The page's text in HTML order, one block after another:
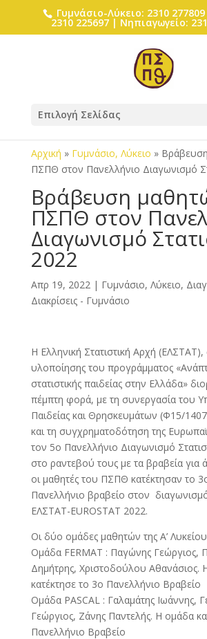
Γυμνάσιο-Λύκειο: 2310
2310 225697 | Νηπιαγωγείο:
Επιλογή Σελίδας
Αρχική » Γυμνάσιο, Λύκειο »
ΠΣΠΘ στον Πανελλήνιο Διαγωνισμό
Βράβευση
ΠΣΠΘ στον
Διαγωνισμό
2022
Απρ 19, 2022| Γυμνάσιο, Λύκειο,
Διακρίσεις - Γυμνάσιο
Η Ελληνική Στατιστική Αρχή (ΕΛΣΤΑΤ),
υλοποίησης του προγράμματος
στατιστικής παιδείας στην Ελλάδα»
πέμπτη φορά, με τη συνεργασία του
Παιδείας και Θρησκευμάτων (Φ15/
και τη συγχρηματοδότηση της
τον 5ο Πανελλήνιο Διαγωνισμό
στο ραντεβού τους με τα βραβεία για
οι μαθητές του ΠΣΠΘ κατέκτησαν το
Πανελλήνιο βραβείο στον διαγωνισμό
ΕΛΣΤΑΤ-EUROSTAT 2022.
Οι δύο ομάδες μαθητών της Α’ Λυκείου
Ομάδα FERMAT : Παγώνης Γεώργιος,
Δημήτρης, Χριστοδούλου Αθανάσιος.
κατέκτησε το 3ο Πανελλήνιο Βραβείο
Ομάδα PASCAL : Γαλαμάτης Ιωάννης,
Γεώργιος, Ζάνης Παντελής. Η ομάδα
Πανελλήνιο Βραβείο